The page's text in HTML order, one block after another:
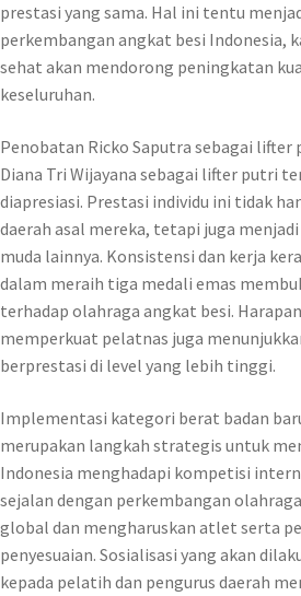
prestasi yang sama. Hal ini tentu
perkembangan angkat besi Indonesia,
sehat akan mendorong peningkatan
keseluruhan.
Penobatan Ricko Saputra sebagai
Diana Tri Wijayana sebagai lifter putri
diapresiasi. Prestasi individu ini tidak
daerah asal mereka, tetapi juga
muda lainnya. Konsistensi dan kerja
dalam meraih tiga medali emas
terhadap olahraga angkat besi.
memperkuat pelatnas juga
berprestasi di level yang lebih tinggi.
Implementasi kategori berat badan
merupakan langkah strategis untuk
Indonesia menghadapi kompetisi
sejalan dengan perkembangan
global dan mengharuskan atlet serta
penyesuaian. Sosialisasi yang akan
kepada pelatih dan pengurus daerah